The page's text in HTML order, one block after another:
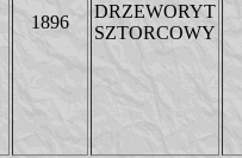
1896
DRZEWORYT
SZTORCOWY